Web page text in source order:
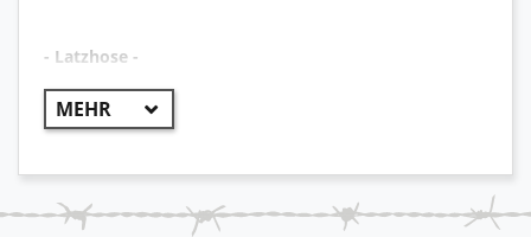
- Latzhose -
Hosenbund mit elastischem Gummizug
2x seitliche Schubtaschen mit Knöpfe
Beinabschluss mit Knöpfe zum Regulieren der
Weite
verstellbare Gummi-Hosenträger